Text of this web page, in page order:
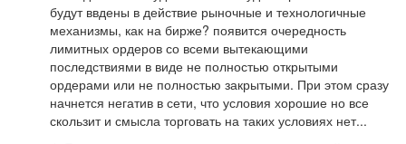
будут ввдены в действие рыночные и технологичные
механизмы, как на бирже? появится очередность
лимитных ордеров со всеми вытекающими
последствиями в виде не полностью открытыми
ордерами или не полностью закрытыми. При этом сразу
начнется негатив в сети, что условия хорошие но все
скользит и смысла торговать на таких условиях нет...